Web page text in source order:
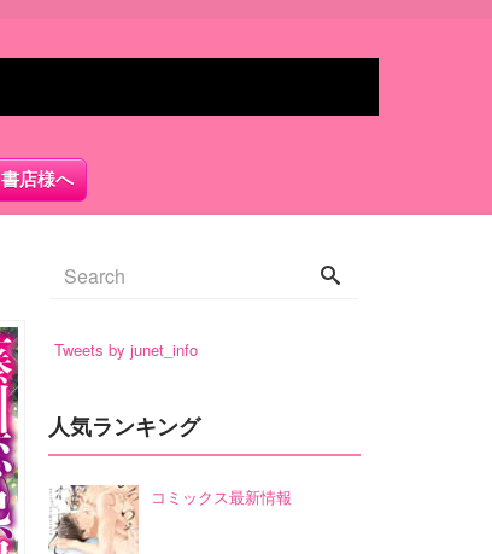
書店様へ
Tweets by junet_info
人気ランキング
コミックス最新情報